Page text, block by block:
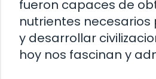
fueron capaces de
nutrientes necesarios
y desarrollar
hoy nos fascinan y